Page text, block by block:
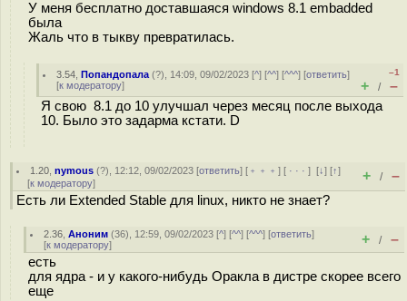
У меня бесплатно доставшаяся windows 8.1 embadded
была
Жаль что в тыкву превратилась.
3.54 ,Попандопала (?), 14:09, 09/02/2023 [^] [^^] [^^^] [ответить]
[к модератору]
–1
+ / –
Я свою 8.1 до 10 улучшал через месяц после выхода
10. Было это задарма кстати. D
1.20 ,nymous (?), 12:12, 09/02/2023 [ответить] [ ﹢﹢﹢] [ · · ·][↓] [↑]
[к модератору] + / –
Есть ли Extended Stable для linux, никто не знает?
2.36 ,Аноним (36), 12:59, 09/02/2023 [^] [^^] [^^^] [ответить]
[к модератору] + / –
есть
для ядра - и у какого-нибудь Оракла в дистре скорее всего
еще